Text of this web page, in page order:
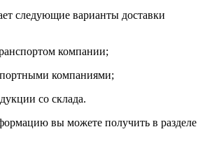
следующие варианты доставки
компании;
компаниями;
со склада.
вы можете получить в разделе